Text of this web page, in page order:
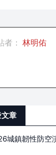
者： 林明佑
章
城鎮韌性防